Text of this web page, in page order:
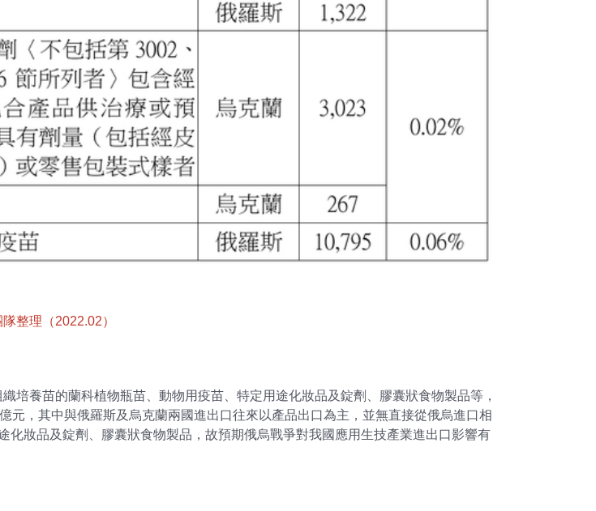
整理（2022.02）
培養苗的蘭科植物瓶苗、動物用疫苗、特定用途化妝品及錠劑、膠囊狀食物製品等，
，其中與俄羅斯及烏克蘭兩國進出口往來以產品出口為主，並無直接從俄烏進口相
妝品及錠劑、膠囊狀食物製品，故預期俄烏戰爭對我國應用生技產業進出口影響有